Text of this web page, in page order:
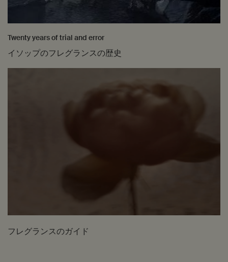
Twenty years of trial and error
イソップのフレグランスの歴史
フレグランスのガイド